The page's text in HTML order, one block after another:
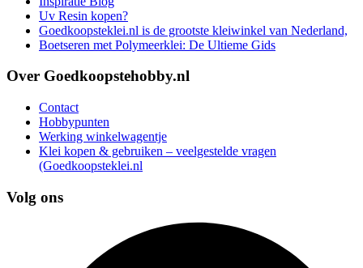
Uv Resin kopen?
Goedkoopsteklei.nl is de grootste kleiwinkel van Nederland,
Boetseren met Polymeerklei: De Ultieme Gids
Over Goedkoopstehobby.nl
Contact
Hobbypunten
Werking winkelwagentje
Klei kopen & gebruiken – veelgestelde vragen
(Goedkoopsteklei.nl
Volg ons